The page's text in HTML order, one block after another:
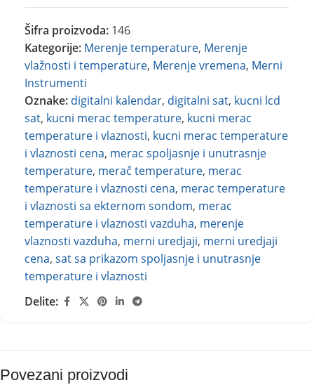
Šifra proizvoda: 146
Kategorije: Merenje temperature, Merenje
vlažnosti i temperature, Merenje vremena, Merni
Instrumenti
Oznake: digitalni kalendar, digitalni sat, kucni lcd
sat, kucni merac temperature, kucni merac
temperature i vlaznosti, kucni merac temperature
i vlaznosti cena, merac spoljasnje i unutrasnje
temperature, merač temperature, merac
temperature i vlaznosti cena, merac temperature
i vlaznosti sa ekternom sondom, merac
temperature i vlaznosti vazduha, merenje
vlaznosti vazduha, merni uredjaji, merni uredjaji
cena, sat sa prikazom spoljasnje i unutrasnje
temperature i vlaznosti
Delite:
Povezani proizvodi